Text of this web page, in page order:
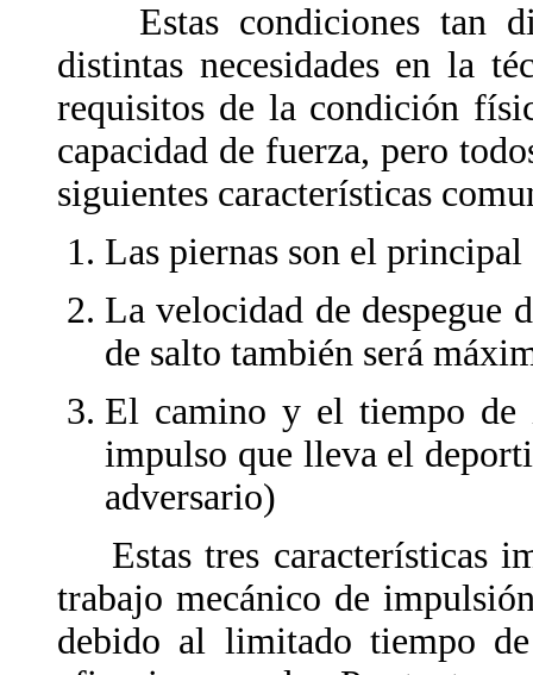
Estas condiciones tan
distintas necesidades en la
requisitos de la condición
capacidad de fuerza, pero
siguientes características
Las piernas son el
La velocidad de despegue
de salto también será
El camino y el tiempo de
impulso que lleva el
adversario)
Estas tres características
trabajo mecánico de
debido al limitado tiempo